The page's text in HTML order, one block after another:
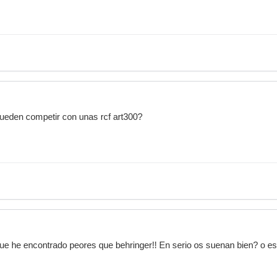
competir con unas rcf art300?
he encontrado peores que behringer!! En serio os suenan bien? o